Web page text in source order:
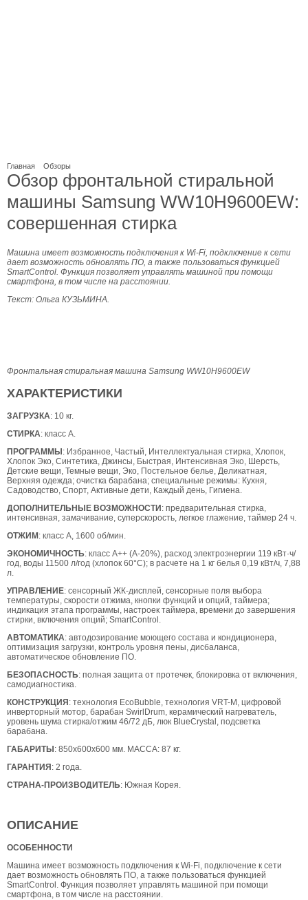
Главная Обзоры
Обзор фронтальной стиральной
машины Samsung WW10H9600EW:
совершенная стирка
Машина имеет возможность подключения к Wi-Fi, подключение к сети
дает возможность обновлять ПО, а также пользоваться функцией
SmartControl. Функция позволяет управлять машиной при помощи
смартфона, в том числе на расстоянии.
Текст: Ольга КУЗЬМИНА.
Фронтальная стиральная машина Samsung WW10H9600EW
ХАРАКТЕРИСТИКИ
ЗАГРУЗКА: 10 кг.
СТИРКА: класс А.
ПРОГРАММЫ: Избранное, Частый, Интеллектуальная стирка, Хлопок,
Хлопок Эко, Синтетика, Джинсы, Быстрая, Интенсивная Эко, Шерсть,
Детские вещи, Темные вещи, Эко, Постельное белье, Деликатная,
Верхняя одежда; очистка барабана; специальные режимы: Кухня,
Садоводство, Спорт, Активные дети, Каждый день, Гигиена.
ДОПОЛНИТЕЛЬНЫЕ ВОЗМОЖНОСТИ: предварительная стирка,
интенсивная, замачивание, суперскорость, легкое глажение, таймер 24 ч.
ОТЖИМ: класс А, 1600 об/мин.
ЭКОНОМИЧНОСТЬ: класс А++ (А-20%), расход электроэнергии 119 кВт·ч/
год, воды 11500 л/год (хлопок 60°С); в расчете на 1 кг белья 0,19 кВт/ч, 7,88
л.
УПРАВЛЕНИЕ: сенсорный ЖК-дисплей, сенсорные поля выбора
температуры, скорости отжима, кнопки функций и опций, таймера;
индикация этапа программы, настроек таймера, времени до завершения
стирки, включения опций; SmartControl.
АВТОМАТИКА: автодозирование моющего состава и кондиционера,
оптимизация загрузки, контроль уровня пены, дисбаланса,
автоматическое обновление ПО.
БЕЗОПАСНОСТЬ: полная защита от протечек, блокировка от включения,
самодиагностика.
КОНСТРУКЦИЯ: технология EcoBubble, технология VRT-M, цифровой
инверторный мотор, барабан SwirlDrum, керамический нагреватель,
уровень шума стирка/отжим 46/72 дБ, люк BlueCrystal, подсветка
барабана.
ГАБАРИТЫ: 850х600х600 мм. МАССА: 87 кг.
ГАРАНТИЯ: 2 года.
СТРАНА-ПРОИЗВОДИТЕЛЬ: Южная Корея.
ОПИСАНИЕ
ОСОБЕННОСТИ
Машина имеет возможность подключения к Wi-Fi, подключение к сети
дает возможность обновлять ПО, а также пользоваться функцией
SmartControl. Функция позволяет управлять машиной при помощи
смартфона, в том числе на расстоянии.